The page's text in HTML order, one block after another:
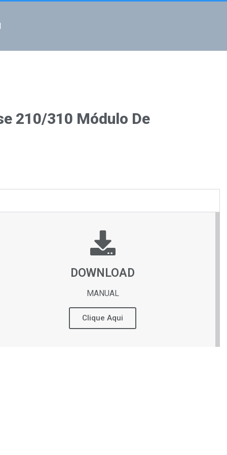
210/310 Módulo De
DOWNLOAD
MANUAL
Clique Aqui